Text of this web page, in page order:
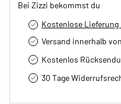
Bei Zizzi bekommst du
Kostenlose
Versand innerhalb
Kostenlos
30 Tage